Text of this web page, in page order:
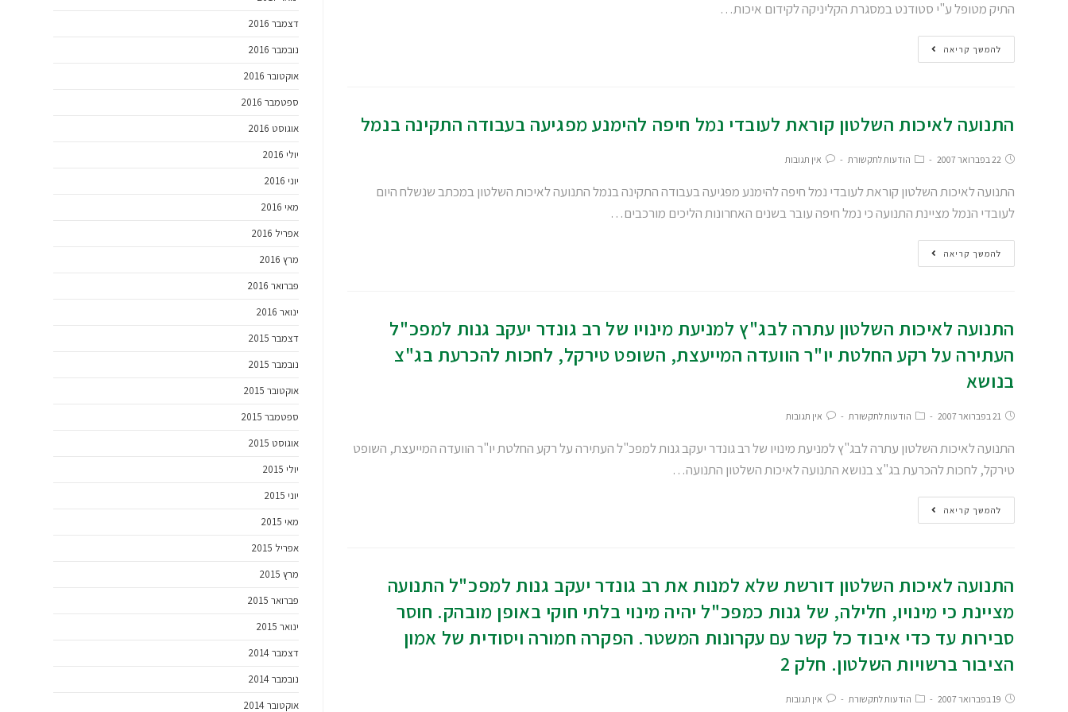
התיק מטופל ע"י סטודנט במסגרת הקליניקה לקידום איכות…
להמשך קריאה
התנועה לאיכות השלטון קוראת לעובדי נמל חיפה להימנע מפגיעה בעבודה התקינה בנמל
22 בפברואר 2007 הודעות לתקשורת אין תגובות
התנועה לאיכות השלטון קוראת לעובדי נמל חיפה להימנע מפגיעה בעבודה התקינה בנמל התנועה לאיכות השלטון במכתב שנשלח היום
לעובדי הנמל מציינת התנועה כי נמל חיפה עובר בשנים האחרונות הליכים מורכבים…
להמשך קריאה
התנועה לאיכות השלטון עתרה לבג"ץ למניעת מינויו של רב גונדר יעקב גנות למפכ"ל
העתירה על רקע החלטת יו"ר הוועדה המייעצת, השופט טירקל, לחכות להכרעת בג"צ
בנושא
21 בפברואר 2007 הודעות לתקשורת אין תגובות
התנועה לאיכות השלטון עתרה לבג"ץ למניעת מינויו של רב גונדר יעקב גנות למפכ"ל העתירה על רקע החלטת יו"ר הוועדה המייעצת, השופט
טירקל, לחכות להכרעת בג"צ בנושא התנועה לאיכות השלטון התנועה…
להמשך קריאה
התנועה לאיכות השלטון דורשת שלא למנות את רב גונדר יעקב גנות למפכ"ל התנועה
מציינת כי מינויו, חלילה, של גנות כמפכ"ל יהיה מינוי בלתי חוקי באופן מובהק. חוסר
סבירות עד כדי איבוד כל קשר עם עקרונות המשטר. הפקרה חמורה ויסודית של אמון
הציבור ברשויות השלטון. חלק 2
19 בפברואר 2007 הודעות לתקשורת אין תגובות
דצמבר 2016
נובמבר 2016
אוקטובר 2016
ספטמבר 2016
אוגוסט 2016
יולי 2016
יוני 2016
מאי 2016
אפריל 2016
מרץ 2016
פברואר 2016
ינואר 2016
דצמבר 2015
נובמבר 2015
אוקטובר 2015
ספטמבר 2015
אוגוסט 2015
יולי 2015
יוני 2015
מאי 2015
אפריל 2015
מרץ 2015
פברואר 2015
ינואר 2015
דצמבר 2014
נובמבר 2014
אוקטובר 2014